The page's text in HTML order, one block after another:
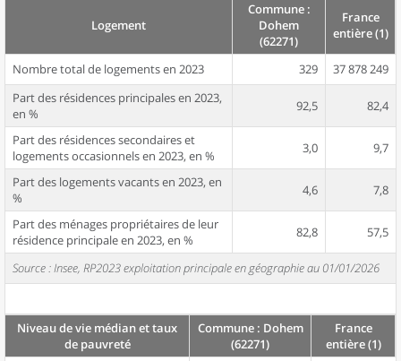
Logement
Commune :
Dohem
(62271)
France
entière (1)
Nombre total de logements en 2023 329
37 878 249
Part des résidences principales en 2023,
en %
92,5 82,4
Part des résidences secondaires et
logements occasionnels en 2023, en %
3,0 9,7
Part des logements vacants en 2023, en
%
4,6 7,8
Part des ménages propriétaires de leur
résidence principale en 2023, en %
82,8 57,5
Source : Insee, RP2023 exploitation principale en géographie au 01/01/2026
Niveau de vie médian et taux
de pauvreté
Commune : Dohem
(62271)
France
entière (1)